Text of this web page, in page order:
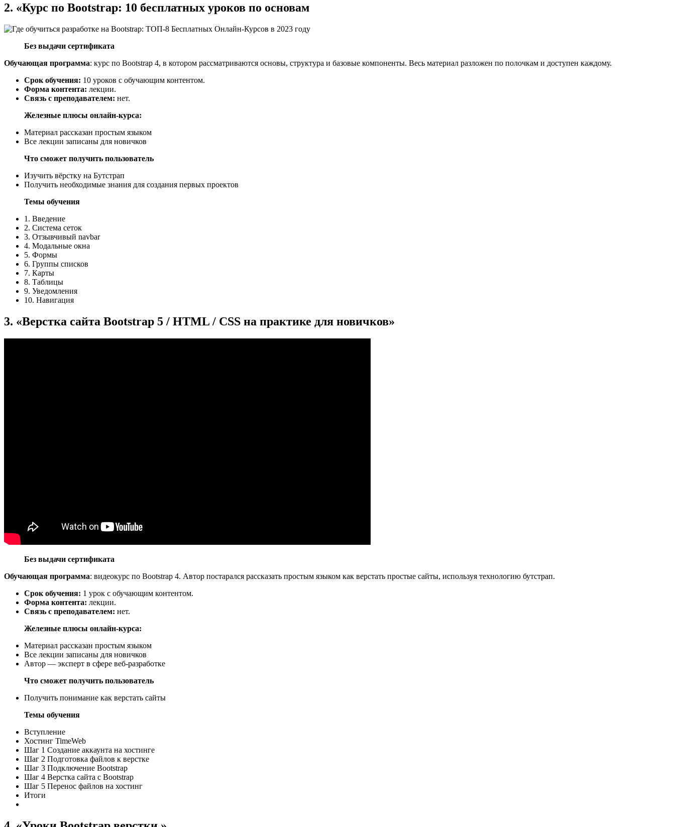
2. «Курс по Bootstrap: 10 бесплатных уроков по основам
Без выдачи сертификата
Обучающая программа: курс по Bootstrap 4, в котором рассматриваются основы, структура и базовые компоненты. Весь материал разложен по полочкам и доступен каждому.
Срок обучения: 10 уроков с обучающим контентом.
Форма контента: лекции.
Связь с преподавателем: нет.
Железные плюсы онлайн-курса:
Материал рассказан простым языком
Все лекции записаны для новичков
Что сможет получить пользователь
Изучить вёрстку на Бутстрап
Получить необходимые знания для создания первых проектов
Темы обучения
1. Введение
2. Система cеток
3. Отзывчивый navbar
4. Модальные окна
5. Формы
6. Группы списков
7. Карты
8. Таблицы
9. Уведомления
10. Навигация
3. «Верстка сайта Bootstrap 5 / HTML / CSS на практике для новичков»
Без выдачи сертификата
Обучающая программа: видеокурс по Bootstrap 4. Автор постарался рассказать простым языком как верстать простые сайты, используя технологию бутстрап.
Срок обучения: 1 урок с обучающим контентом.
Форма контента: лекции.
Связь с преподавателем: нет.
Железные плюсы онлайн-курса:
Материал рассказан простым языком
Все лекции записаны для новичков
Автор — эксперт в сфере веб-разработке
Что сможет получить пользователь
Получить понимание как верстать сайты
Темы обучения
Вступление
Хостинг TimeWeb
Шаг 1 Создание аккаунта на хостинге
Шаг 2 Подготовка файлов к верстке
Шаг 3 Подключение Bootstrap
Шаг 4 Верстка сайта с Bootstrap
Шаг 5 Перенос файлов на хостинг
Итоги